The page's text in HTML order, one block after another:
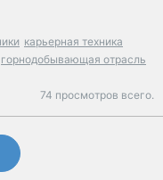
карьерная техника
горнодобывающая отрасль
74 просмотров всего.